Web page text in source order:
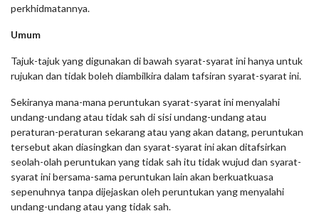
perkhidmatannya.
Umum
Tajuk-tajuk yang digunakan di bawah syarat-syarat ini hanya untuk
rujukan dan tidak boleh diambilkira dalam tafsiran syarat-syarat ini.
Sekiranya mana-mana peruntukan syarat-syarat ini menyalahi
undang-undang atau tidak sah di sisi undang-undang atau
peraturan-peraturan sekarang atau yang akan datang, peruntukan
tersebut akan diasingkan dan syarat-syarat ini akan ditafsirkan
seolah-olah peruntukan yang tidak sah itu tidak wujud dan syarat-
syarat ini bersama-sama peruntukan lain akan berkuatkuasa
sepenuhnya tanpa dijejaskan oleh peruntukan yang menyalahi
undang-undang atau yang tidak sah.